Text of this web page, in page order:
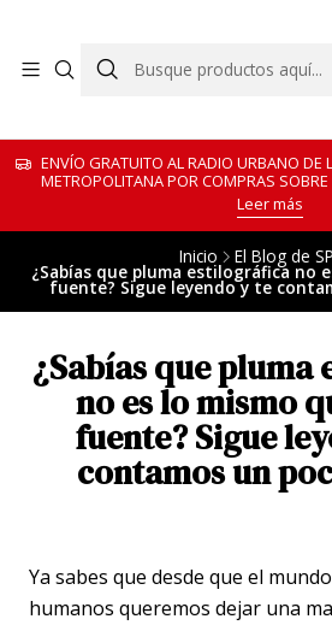
ENVÍO GRATUITO AL RADIO URBANO DE
METROPOLITANA POR COMPRAS
Leer más
Inicio El Blog de
¿Sabías que pluma estilográfica no
fuente? Sigue leyendo y te
¿Sabías que pluma
no es lo mismo
fuente? Sigue
contamos un
Ya sabes que desde que el
humanos queremos dejar una